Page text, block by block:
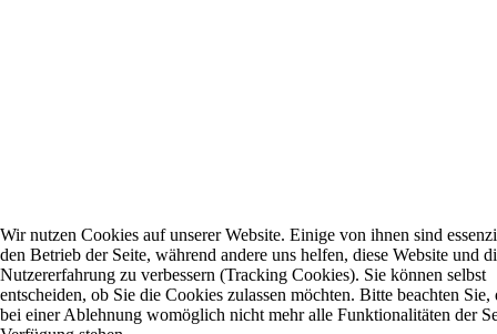
Wir nutzen Cookies auf unserer Website. Einige von ihnen sind
den Betrieb der Seite, während andere uns helfen, diese Website und
Nutzererfahrung zu verbessern (Tracking Cookies). Sie können selbst
entscheiden, ob Sie die Cookies zulassen möchten. Bitte beachten Sie,
bei einer Ablehnung womöglich nicht mehr alle Funktionalitäten der